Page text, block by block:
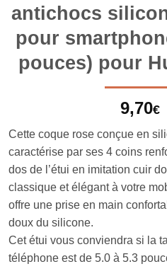
antichocs
pour
pouces) pour
9,70€
Cette coque rose conçue en
caractérise par ses 4 coins
dos de l’étui en imitation cuir
classique et élégant à votre
offre une prise en main
doux du silicone.
Cet étui vous conviendra si la
téléphone est de 5.0 à 5.3